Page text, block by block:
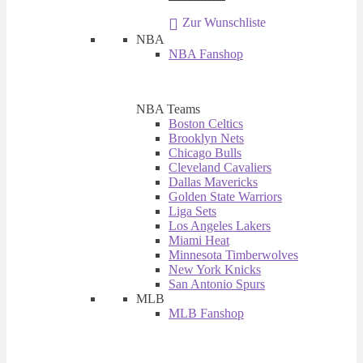
€ 12,90
Zur Wunschliste
NBA
NBA Fanshop
NBA Teams
Boston Celtics
Brooklyn Nets
Chicago Bulls
Cleveland Cavaliers
Dallas Mavericks
Golden State Warriors
Liga Sets
Los Angeles Lakers
Miami Heat
Minnesota Timberwolves
New York Knicks
San Antonio Spurs
MLB
MLB Fanshop